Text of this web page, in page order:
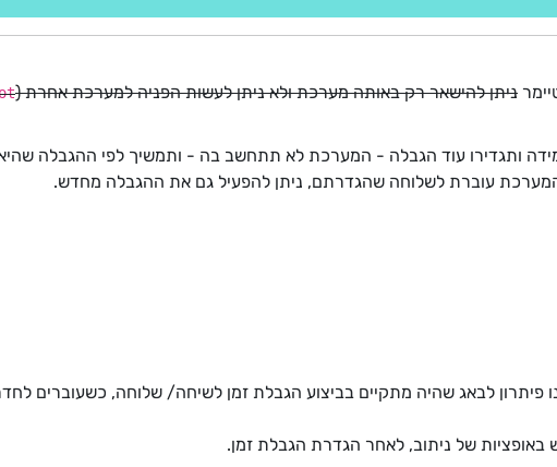
ניתן להישאר רק באותה מערכת ולא ניתן לעשות הפניה למערכת אחרת (
ותגדירו עוד הגבלה - המערכת לא תתחשב בה - ותמשיך לפי ההגבלה
עוברת לשלוחה שהגדרתם, ניתן להפעיל גם את ההגבלה מחדש.
פיתרון לבאג שהיה מתקיים בביצוע הגבלת זמן לשיחה/ שלוחה, כשעוברים
באופציות של ניתוב, לאחר הגדרת הגבלת זמן.